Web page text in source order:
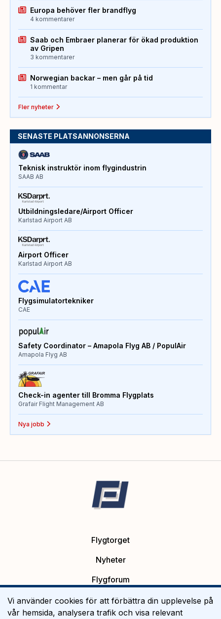
Europa behöver fler brandflyg
4 kommentarer
Saab och Embraer planerar för ökad produktion
av Gripen
3 kommentarer
Norwegian backar – men går på tid
1 kommentar
Fler nyheter
SENASTE PLATSANNONSERNA
Teknisk instruktör inom flygindustrin
SAAB AB
Utbildningsledare/Airport Officer
Karlstad Airport AB
Airport Officer
Karlstad Airport AB
Flygsimulatortekniker
CAE
Safety Coordinator – Amapola Flyg AB / PopulAir
Amapola Flyg AB
Check-in agenter till Bromma Flygplats
Grafair Flight Management AB
Nya jobb
Flygtorget
Nyheter
Flygforum
Platsannonser
Vi använder cookies för att förbättra din upplevelse på
vår hemsida, analysera trafik och visa relevant